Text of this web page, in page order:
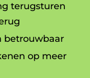
terugsturen
betrouwbaar
op meer